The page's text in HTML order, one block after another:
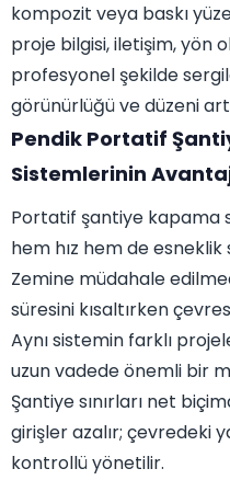
kompozit veya baskı
proje bilgisi, iletişim, yön
profesyonel şekilde
görünürlüğü ve düzeni
Pendik Portatif
Sistemlerinin
Portatif şantiye kapama
hem hız hem de esneklik
Zemine müdahale
süresini kısaltırken
Aynı sistemin farklı
uzun vadede önemli bir
Şantiye sınırları net
girişler azalır; çevredeki
kontrollü yönetilir.